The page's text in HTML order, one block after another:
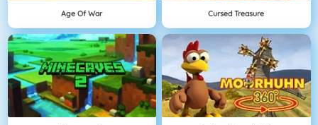
Age Of War Cursed Treasure